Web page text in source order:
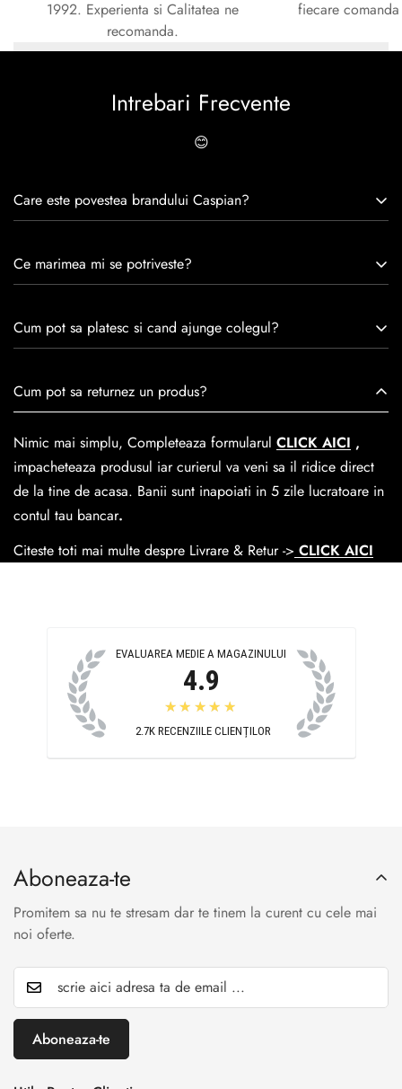
1992. Experienta si Calitatea ne
recomanda.
fiecare
Intrebari Frecvente
😊
Care este povestea brandului Caspian?
experiență de peste 30 de ani în industria modei, Caspian se
satisfacția clienților.Fiecare pereche de încălțăminte Caspian
este creată cu mândrie de meșteri pricepuți, care aduc la
trecerea timpului.
Ce marimea mi se potriveste?
Cum pot sa platesc si cand ajunge colegul?
medie livrarea dureaza 1-2 zilelucratoare prin
Easybox-ul Emag.
Cosul de livrareeste 15 lei pentru o comanda mai mica de
390 lei si Gratuit pentru o comanda de peste 390 lei.
Cum pot sa returnez un produs?
Nimic mai simplu, Completeaza formularul CLICK AICI ,
impacheteaza produsul iar curierul va veni sa il ridice direct
de la tine de acasa. Banii sunt inapoiati in 5 zile lucratoare in
contul tau bancar.
Citeste toti mai multe despre Livrare & Retur -> CLICK AICI
EVALUAREA MEDIE A MAGAZINULUI
4.9
★★★★★
2.7K RECENZIILE CLIENȚILOR
Aboneaza-te
Promitem sa nu te stresam dar te tinem la curent cu cele mai
noi oferte.
Aboneaza-te